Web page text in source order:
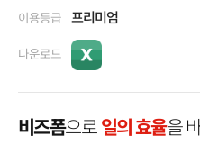
이용등급 프리미엄
다운로드
비즈폼으로 일의 효율을